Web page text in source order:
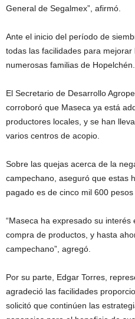
General de Segalmex”, afirmó.
Ante el inicio del período de
todas las facilidades para
numerosas familias de Hopelchén.
El Secretario de Desarrollo
corroboró que Maseca ya está
productores locales, y se han
varios centros de acopio.
Sobre las quejas acerca de la
campechano, aseguró que estas
pagado es de cinco mil 600
“Maseca ha expresado su
compra de productos, y hasta
campechano”, agregó.
Por su parte, Edgar Torres,
agradeció las facilidades
solicitó que continúen las